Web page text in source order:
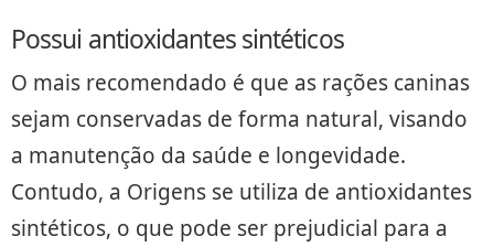
Possui antioxidantes sintéticos
O mais recomendado é que as rações caninas
sejam conservadas de forma natural, visando
a manutenção da saúde e longevidade.
Contudo, a Origens se utiliza de antioxidantes
sintéticos, o que pode ser prejudicial para a